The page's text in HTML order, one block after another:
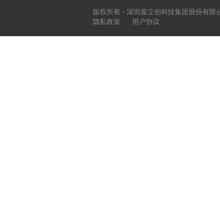
版权所有 - 深圳嘉立创科技集团股份有限
隐私政策
用户协议